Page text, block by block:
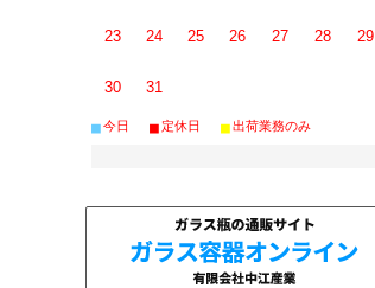
23 24 25 26 27 28 29
30 31
■今日 ■定休日 ■出荷業務のみ